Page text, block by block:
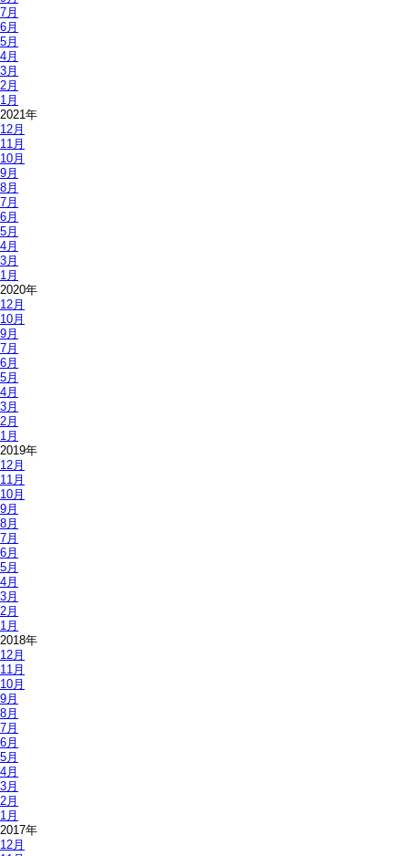
7月
6月
5月
4月
3月
2月
1月
2021年
12月
11月
10月
9月
8月
7月
6月
5月
4月
3月
1月
2020年
12月
10月
9月
7月
6月
5月
4月
3月
2月
1月
2019年
12月
11月
10月
9月
8月
7月
6月
5月
4月
3月
2月
1月
2018年
12月
11月
10月
9月
8月
7月
6月
5月
4月
3月
2月
1月
2017年
12月